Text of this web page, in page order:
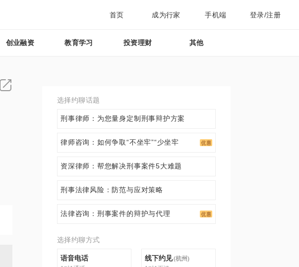
首页 成为行家 手机端 登录/注册
创业融资 教育学习 投资理财 其他
选择约聊话题
刑事律师：为您量身定制刑事辩护方案
律师咨询：如何争取“不坐牢”“少坐牢
资深律师：帮您解决刑事案件5大难题
刑事法律风险：防范与应对策略
法律咨询：刑事案件的辩护与代理
选择约聊方式
语音电话 线下约见(杭州)